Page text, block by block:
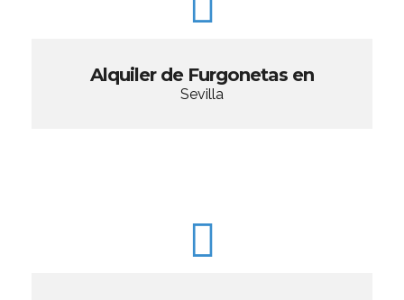
Alquiler de Furgonetas en
Sevilla